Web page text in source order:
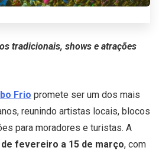
tradicionais, shows e atrações
Frio promete ser um dos mais
reunindo artistas locais, blocos
para moradores e turistas. A
de fevereiro a 15 de março, com